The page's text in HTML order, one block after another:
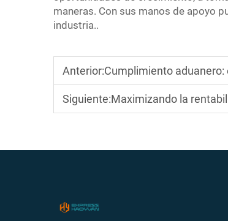
maneras. Con sus manos de apoyo
industria..
Anterior:Cumplimiento
Siguiente:Maximizando la